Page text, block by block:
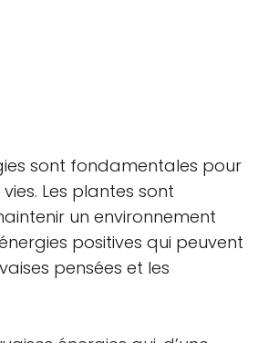
sont fondamentales pour
Les plantes sont
un environnement
positives qui peuvent
pensées et les